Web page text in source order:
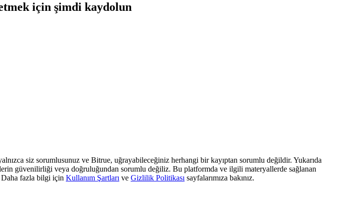
için şimdi kaydolun
siz sorumlusunuz ve Bitrue, uğrayabileceğiniz herhangi bir kayıptan sorumlu değildir. Yukarıda
güvenilirliği veya doğruluğundan sorumlu değiliz. Bu platformda ve ilgili materyallerde sağlanan
Daha fazla bilgi için Kullanım Şartları ve Gizlilik Politikası sayfalarımıza bakınız.